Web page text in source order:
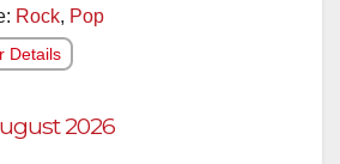
Rock, Pop
Details
2026